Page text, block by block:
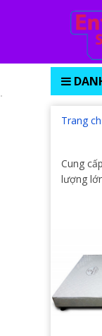
Trang
Cung
lượng